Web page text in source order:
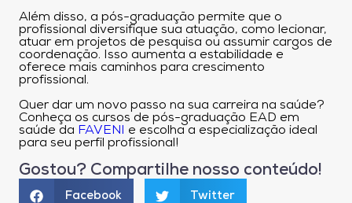
Além disso, a pós-graduação permite que o
profissional diversifique sua atuação, como lecionar,
atuar em projetos de pesquisa ou assumir cargos de
coordenação. Isso aumenta a estabilidade e
oferece mais caminhos para crescimento
profissional.
Quer dar um novo passo na sua carreira na saúde?
Conheça os cursos de pós-graduação EAD em
saúde da FAVENI
e escolha a especialização ideal
para seu perfil profissional!
Gostou? Compartilhe nosso conteúdo!
Facebook Twitter